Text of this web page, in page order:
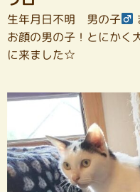
生年月日不明 男の子
お顔の男の子！とにかく
に来ました☆